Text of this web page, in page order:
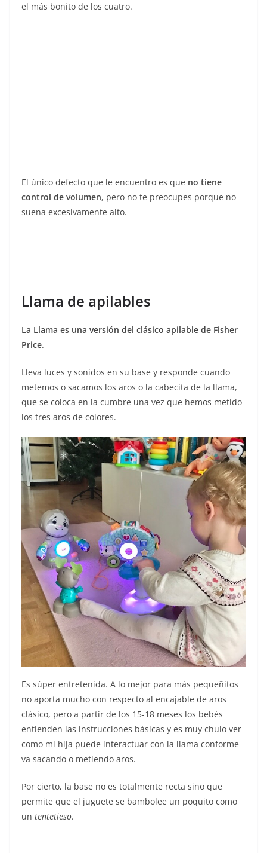
el más bonito de los cuatro.
El único defecto que le encuentro es que no tiene
control de volumen, pero no te preocupes porque no
suena excesivamente alto.
Llama de apilables
La Llama es una versión del clásico apilable de Fisher
Price.
Lleva luces y sonidos en su base y responde cuando
metemos o sacamos los aros o la cabecita de la llama,
que se coloca en la cumbre una vez que hemos metido
los tres aros de colores.
Es súper entretenida. A lo mejor para más pequeñitos
no aporta mucho con respecto al encajable de aros
clásico, pero a partir de los 15-18 meses los bebés
entienden las instrucciones básicas y es muy chulo ver
como mi hija puede interactuar con la llama conforme
va sacando o metiendo aros.
Por cierto, la base no es totalmente recta sino que
permite que el juguete se bambolee un poquito como
un tentetieso.